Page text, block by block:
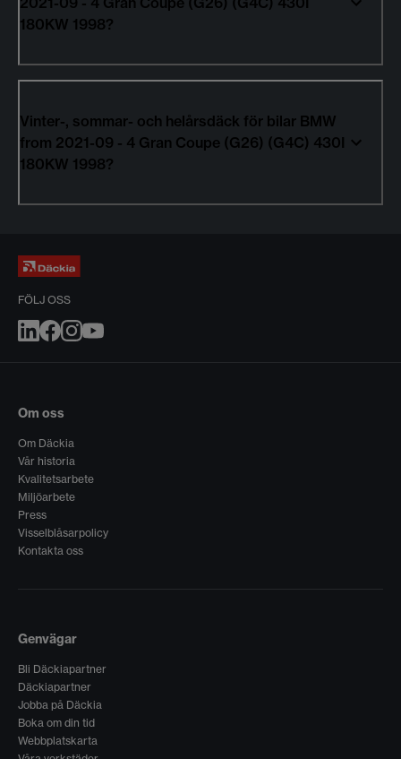
180KW 1998?
Vinter-, sommar- och helårsdäck för bilar BMW
from 2021-09 - 4 Gran Coupe (G26) (G4C) 430I
180KW 1998?
FÖLJ OSS
Om oss
Om Däckia
Vår historia
Kvalitetsarbete
Miljöarbete
Press
Visselblåsarpolicy
Kontakta oss
Genvägar
Bli Däckiapartner
Däckiapartner
Jobba på Däckia
Boka om din tid
Webbplatskarta